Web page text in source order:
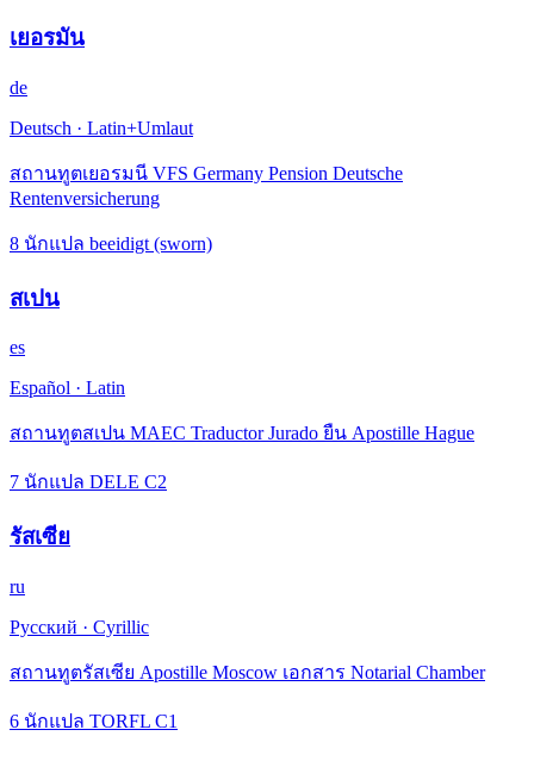
เยอรมัน
de
Deutsch · Latin+Umlaut
สถานทูตเยอรมนี VFS Germany Pension Deutsche
Rentenversicherung
8 นักแปล beeidigt (sworn)
สเปน
es
Español · Latin
สถานทูตสเปน MAEC Traductor Jurado ยืน Apostille Hague
7 นักแปล DELE C2
รัสเซีย
ru
Русский · Cyrillic
สถานทูตรัสเซีย Apostille Moscow เอกสาร Notarial Chamber
6 นักแปล TORFL C1